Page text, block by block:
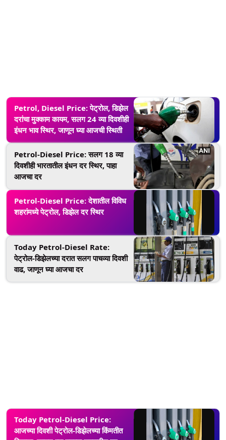
Petrol, Diesel Price: पेट्रोल, डिझेल
दरांचा मुक्काम कायम, सलग 24 व्या दिवशीही
इंधन भाव स्थिर, जाणून घ्या आजची स्थिती
Petrol-Diesel Price: सलग 18 व्या
दिवशीही भारतातील इंधन दर स्थिर, पाहा
आजचा दर
Petrol-Diesel Price: देशातील विविध
शहरांमध्ये पेट्रोल, डिझेल दर स्थिर
Today Petrol-Diesel Rate:
पेट्रोल-डिझेलच्या दरात सलग पाचव्या दिवशी
वाढ, जाणून घ्या आजचा दर
Today Petrol-Diesel Price:
आजच्या दिवशी पेट्रोल-डिझेलच्या किंमतीत